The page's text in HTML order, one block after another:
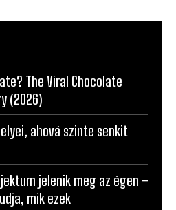
The Viral Chocolate
(2026)
ahová szinte senkit
jelenik meg az égen –
mik ezek